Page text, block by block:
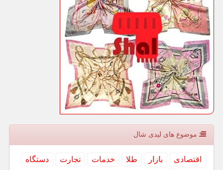
موضوع های لیدی شال
اقتصادی بازار طلا خدمات تجارت
دستگاه